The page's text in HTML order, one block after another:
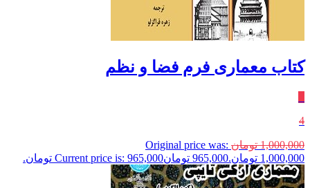
کتاب معماری فرم فضا و نظم
4
1,000,000 تومان Original price was:
1,000,000 تومان.
965,000 تومانCurrent price is: 965,000 تومان.